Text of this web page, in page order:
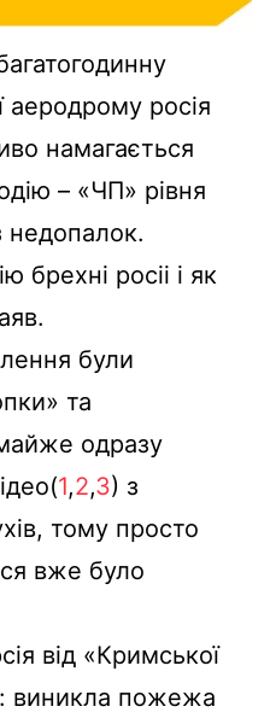
аеродрому росія
намагається
– «ЧП» рівня
недопалок.
брехні росіі і як
були
та
одразу
1,2,3) з
тому просто
вже було
від «Кримської
виникла пожежа